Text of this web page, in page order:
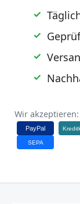
Wir akzeptieren:
PayPal
SEPA